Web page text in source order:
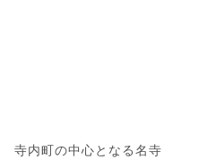
寺内町の中心となる名寺